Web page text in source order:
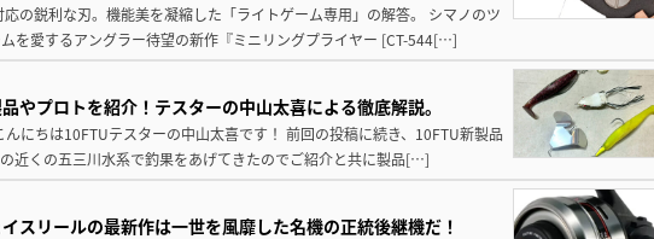
の鋭利な刃。機能美を凝縮した「ライトゲーム専用」の解答。 シマノのツ
を愛するアングラー待望の新作『ミニリングプライヤー [CT-544[…]
やプロトを紹介！テスターの中山太喜による徹底解説。
にちは10FTUテスターの中山太喜です！ 前回の投稿に続き、10FTU新製品
近くの五三川水系で釣果をあげてきたのでご紹介と共に製品[…]
スリールの最新作は一世を風靡した名機の正統後継機だ！